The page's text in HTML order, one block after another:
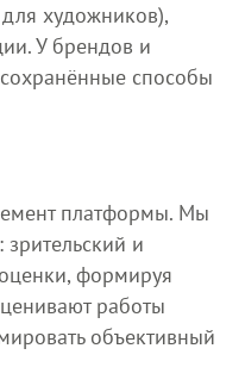
художников),
У брендов и
способы
платформы. Мы
и
формируя
работы
объективный